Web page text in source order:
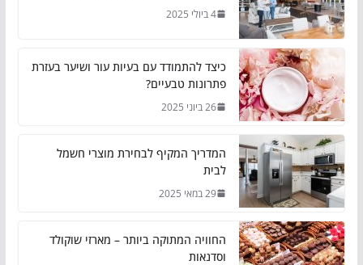
4 ביולי 2025
כיצד להתמודד עם בעיות עור ושיער בעזרת
פתרונות טבעיים?
26 ביוני 2025
המדריך המקיף לבחירת מוצרי חשמל
לבית
29 במאי 2025
החוויה המתוקה ביותר – מארזי שוקולד
וסדנאות